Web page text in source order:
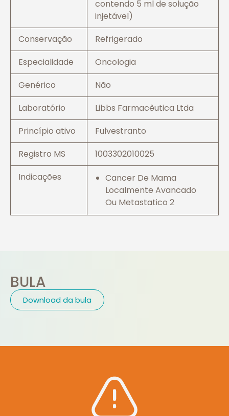
contendo 5 ml de solução
injetável)
Conservação
Refrigerado
Especialidade
Oncologia
Genérico
Não
Laboratório
Libbs Farmacêutica Ltda
Princípio ativo
Fulvestranto
Registro MS
1003302010025
Indicações
Cancer De Mama
Localmente Avancado
Ou Metastatico 2
BULA
Download da bula